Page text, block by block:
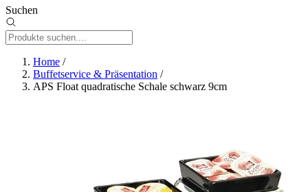
Suchen
Home /
Buffetservice & Präsentation /
APS Float quadratische Schale schwarz 9cm